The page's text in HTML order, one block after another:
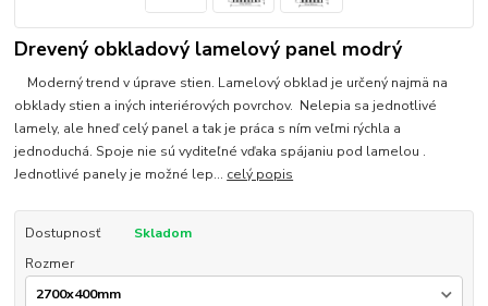
Drevený obkladový lamelový panel modrý
Moderný trend v úprave stien. Lamelový obklad je určený najmä na
obklady stien a iných interiérových povrchov. Nelepia sa jednotlivé
lamely, ale hneď celý panel a tak je práca s ním veľmi rýchla a
jednoduchá. Spoje nie sú vyditeľné vďaka spájaniu pod lamelou .
Jednotlivé panely je možné lep... celý popis
Dostupnosť
Skladom
Rozmer